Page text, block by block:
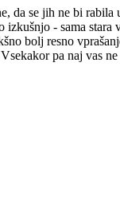
se jih ne bi
- sama
bolj resno
pa naj vas